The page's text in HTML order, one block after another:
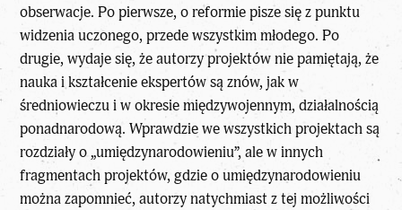
obserwacje. Po pierwsze, o reformie pisze się z punktu
widzenia uczonego, przede wszystkim młodego. Po
drugie, wydaje się, że autorzy projektów nie pamiętają, że
nauka i kształcenie ekspertów są znów, jak w
średniowieczu i w okresie międzywojennym, działalnością
ponadnarodową. Wprawdzie we wszystkich projektach są
rozdziały o „umiędzynarodowieniu”, ale w innych
fragmentach projektów, gdzie o umiędzynarodowieniu
można zapomnieć, autorzy natychmiast z tej możliwości